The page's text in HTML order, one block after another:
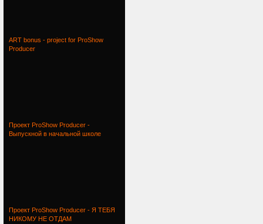
ART bonus - project for ProShow
Producer
Проект ProShow Producer -
Выпускной в начальной школе
Проект ProShow Producer - Я ТЕБЯ
НИКОМУ НЕ ОТДАМ